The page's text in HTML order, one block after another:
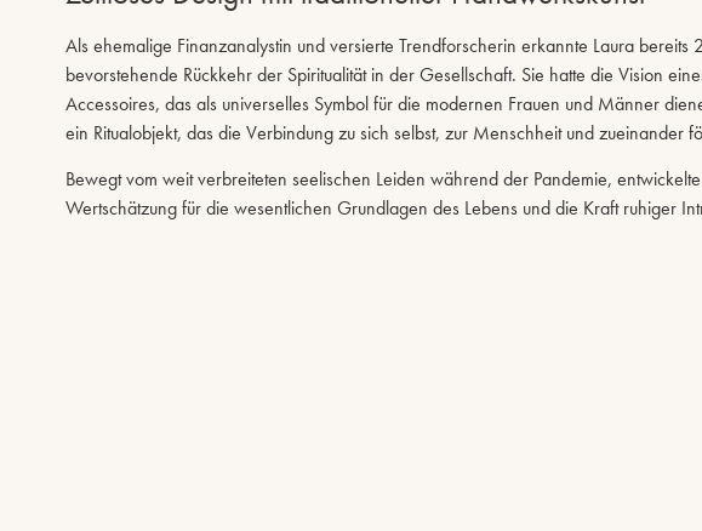
Als ehemalige Finanzanalystin und versierte Trendforscherin erkannte Laura bereits
bevorstehende Rückkehr der Spiritualität in der Gesellschaft. Sie hatte die Vision
Accessoires, das als universelles Symbol für die modernen Frauen und Männer
ein Ritualobjekt, das die Verbindung zu sich selbst, zur Menschheit und zueinander
Bewegt vom weit verbreiteten seelischen Leiden während der Pandemie,
Wertschätzung für die wesentlichen Grundlagen des Lebens und die Kraft ruhiger